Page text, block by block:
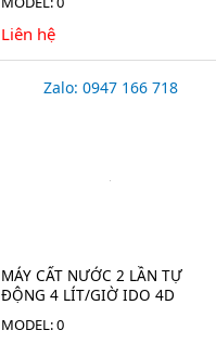
Liên hệ
Zalo: 0947 166 718
MÁY CẤT NƯỚC 2 LẦN TỰ
ĐỘNG 4 LÍT/GIỜ IDO 4D
MODEL: 0